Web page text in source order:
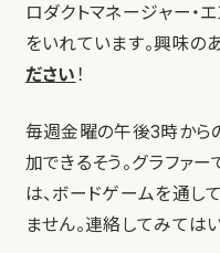
ロダクトマネージャー・
をいれています。興味の
ださい ！
毎週金曜の午後3時から
加できるそう。グラファ
は、ボードゲームを通
ません。連絡してみては